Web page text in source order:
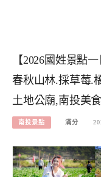
【2026國姓景點
春秋山林.採草莓.
土地公廟,南投美
南投景點 滿分